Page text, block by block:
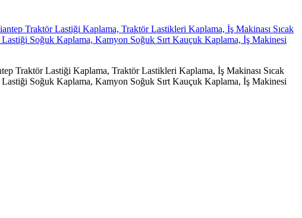
Traktör Lastiği Kaplama, Traktör Lastikleri Kaplama, İş Makinası Sıcak
Soğuk Kaplama, Kamyon Soğuk Sırt Kauçuk Kaplama, İş Makinesi